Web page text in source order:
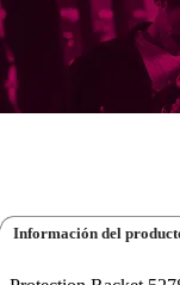
Información del